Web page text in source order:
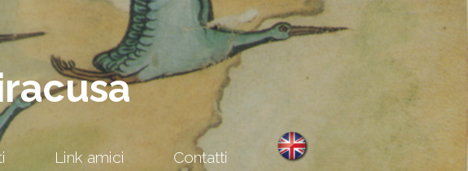
Link amici Contatti